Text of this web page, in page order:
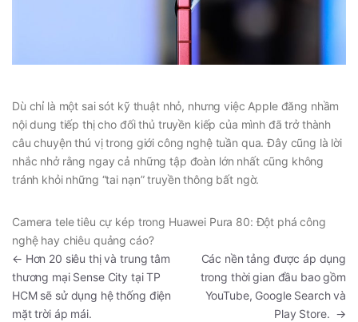
Dù chỉ là một sai sót kỹ thuật nhỏ, nhưng việc Apple đăng nhầm
nội dung tiếp thị cho đối thủ truyền kiếp của mình đã trở thành
câu chuyện thú vị trong giới công nghệ tuần qua. Đây cũng là lời
nhắc nhở rằng ngay cả những tập đoàn lớn nhất cũng không
tránh khỏi những “tai nạn” truyền thông bất ngờ.
Camera tele tiêu cự kép trong Huawei Pura 80: Đột phá công
nghệ hay chiêu quảng cáo?
← Hơn 20 siêu thị và trung tâm
thương mại Sense City tại TP
HCM sẽ sử dụng hệ thống điện
mặt trời áp mái.
Các nền tảng được áp dụng
trong thời gian đầu bao gồm
YouTube, Google Search và
Play Store. →